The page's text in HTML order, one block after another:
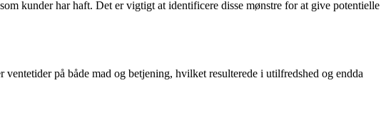
kunder har haft. Det er vigtigt at identificere disse mønstre for at give potentielle
på både mad og betjening, hvilket resulterede i utilfredshed og endda